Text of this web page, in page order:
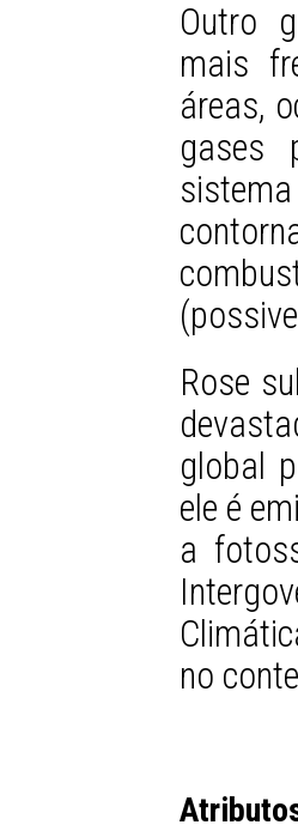
Outro
mais
áreas,
gases
Rose
global
ele é
a
no